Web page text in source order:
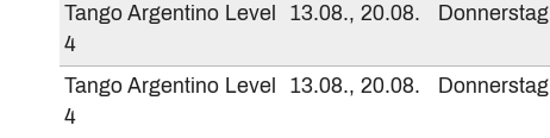
Tango Argentino Level
4
13.08., 20.08. Donnerstag
Tango Argentino Level
4
13.08., 20.08. Donnerstag